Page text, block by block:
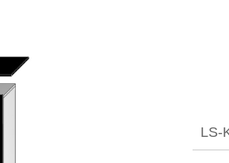
LS-